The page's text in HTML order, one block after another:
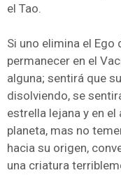
el Tao.
Si uno elimina el
permanecer en el
alguna; sentirá que
disolviendo, se
estrella lejana y en
planeta, mas no
hacia su origen,
una criatura